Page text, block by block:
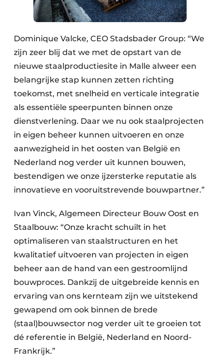
Dominique Valcke, CEO Stadsbader Group: “We
zijn zeer blij dat we met de opstart van de
nieuwe staalproductiesite in Malle alweer een
belangrijke stap kunnen zetten richting
toekomst, met snelheid en verticale integratie
als essentiële speerpunten binnen onze
dienstverlening. Daar we nu ook staalprojecten
in eigen beheer kunnen uitvoeren en onze
aanwezigheid in het oosten van België en
Nederland nog verder uit kunnen bouwen,
bestendigen we onze ijzersterke reputatie als
innovatieve en vooruitstrevende bouwpartner.”
Ivan Vinck, Algemeen Directeur Bouw Oost en
Staalbouw: “Onze kracht schuilt in het
optimaliseren van staalstructuren en het
kwalitatief uitvoeren van projecten in eigen
beheer aan de hand van een gestroomlijnd
bouwproces. Dankzij de uitgebreide kennis en
ervaring van ons kernteam zijn we uitstekend
gewapend om ook binnen de brede
(staal)bouwsector nog verder uit te groeien tot
dé referentie in België, Nederland en Noord-
Frankrijk.”